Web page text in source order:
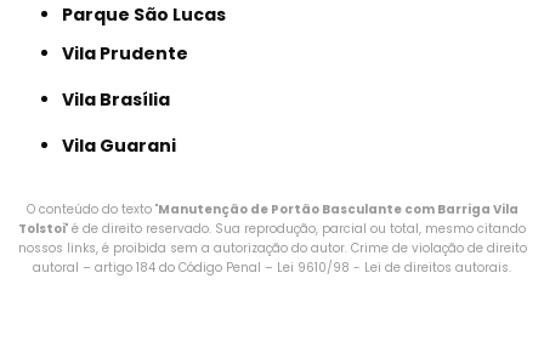
Parque São Lucas
Vila Prudente
Vila Brasília
Vila Guarani
O conteúdo do texto "Manutenção de Portão Basculante com Barriga Vila
Tolstoi" é de direito reservado. Sua reprodução, parcial ou total, mesmo citando
nossos links, é proibida sem a autorização do autor. Crime de violação de direito
autoral – artigo 184 do Código Penal – Lei 9610/98 - Lei de direitos autorais.